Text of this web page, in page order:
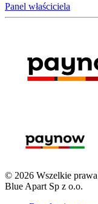
Panel właściciela
© 2026 Wszelkie prawa
Blue Apart Sp z o.o.